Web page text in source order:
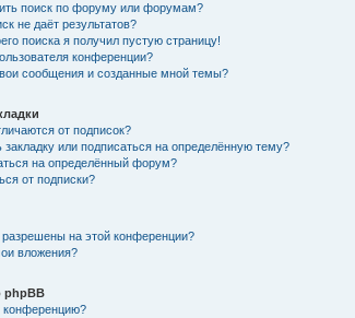
поиск по форуму или форумам?
не даёт результатов?
поиска я получил пустую страницу!
конференции?
сообщения и созданные мной темы?
от подписок?
закладку или подписаться на определённую тему?
на определённый форум?
от подписки?
разрешены на этой конференции?
вложения?
phpBB
конференцию?